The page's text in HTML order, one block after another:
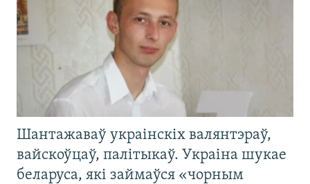
Шантажаваў украінскіх валянтэраў,
вайскоўцаў, палітыкаў. Украіна шукае
беларуса, які займаўся «чорным